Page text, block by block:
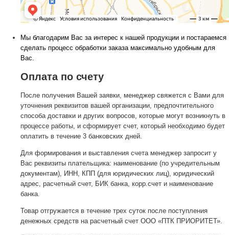
Мы благодарим Вас за интерес к нашей продукции и постараемся
сделать процесс обработки заказа максимально удобным для
Вас.
Оплата по счету
После получения Вашей заявки, менеджер свяжется с Вами для
уточнения реквизитов вашей организации, предпочтительного
способа доставки и других вопросов, которые могут возникнуть в
процессе работы, и сформирует счет, который необходимо будет
оплатить в течение 3 банковских дней.
Для формирования и выставления счета менеджер запросит у
Вас реквизиты плательщика: наименование (по учредительным
документам), ИНН, КПП (для юридических лиц), юридический
адрес, расчетный счет, БИК банка, корр.счет и наименование
банка.
Товар отгружается в течение трех суток после поступления
денежных средств на расчетный счет ООО «ПТК ПРИОРИТЕТ».